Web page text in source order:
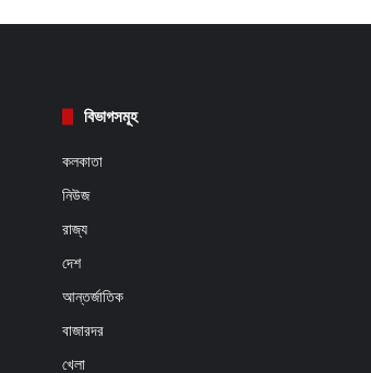
বিভাগসমূহ
কলকাতা
নিউজ
রাজ্য
দেশ
আন্তর্জাতিক
বাজারদর
খেলা